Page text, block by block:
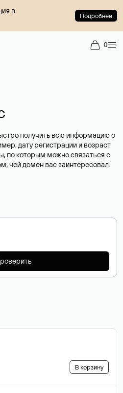
в
Подробнее
0
получить всю информацию о
дату регистрации и возраст
по которым можно связаться с
чей домен вас заинтересовал.
В корзину